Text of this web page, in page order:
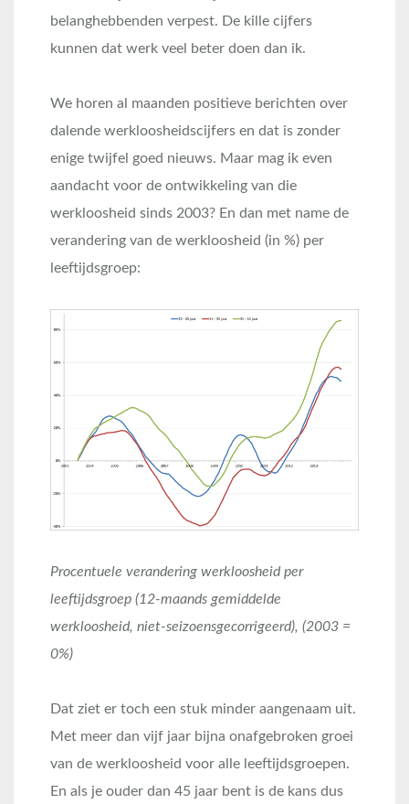
belanghebbenden verpest. De kille cijfers
kunnen dat werk veel beter doen dan ik.
We horen al maanden positieve berichten over
dalende werkloosheidscijfers en dat is zonder
enige twijfel goed nieuws. Maar mag ik even
aandacht voor de ontwikkeling van die
werkloosheid sinds 2003? En dan met name de
verandering van de werkloosheid (in %) per
leeftijdsgroep:
Procentuele verandering werkloosheid per
leeftijdsgroep (12-maands gemiddelde
werkloosheid, niet-seizoensgecorrigeerd), (2003 =
0%)
Dat ziet er toch een stuk minder aangenaam uit.
Met meer dan vijf jaar bijna onafgebroken groei
van de werkloosheid voor alle leeftijdsgroepen.
En als je ouder dan 45 jaar bent is de kans dus